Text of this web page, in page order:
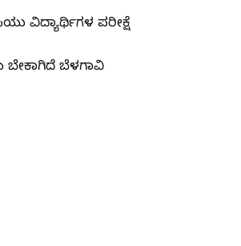
ವಿದ್ಯಾರ್ಥಿಗಳ ಪರೀಕ್ಷೆ
ಬೆಳಗಾವಿ